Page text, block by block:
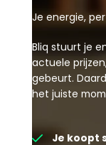
Je energie,
Bliq stuurt je
actuele
gebeurt.
het juiste
Je koopt